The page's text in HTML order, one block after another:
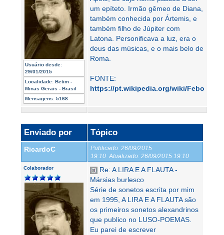
Usuário desde:
29/01/2015
Localidade: Betim -
Minas Gerais - Brasil
Mensagens: 5168
um epíteto. Irmão gêmeo de Diana,
também conhecida por Ártemis, e
também filho de Júpiter com
Latona. Personificava a luz, era o
deus das músicas, e o mais belo de
Roma.
FONTE:
https://pt.wikipedia.org/wiki/Febo
Enviado por Tópico
RicardoC Publicado: 26/09/2015
19:10 Atualizado: 26/09/2015 19:10
Colaborador
Re: A LIRA E A FLAUTA -
Mársias burlesco
Série de sonetos escrita por mim
em 1995, A LIRA E A FLAUTA são
os primeiros sonetos alexandrinos
que publico no LUSO-POEMAS.
Eu parei de escrever